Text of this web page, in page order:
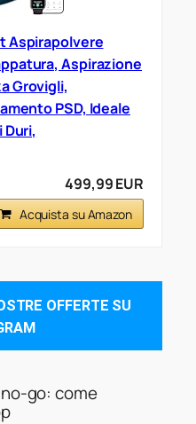
Aspirapolvere
Aspirazione
Grovigli,
PSD, Ideale
499,99 EUR
Acquista su Amazon
OFFERTE SU
go: come